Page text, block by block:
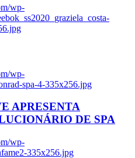
wp-
wp-
spa-4-335x256.jpg
APRESENTA
DE SPA
wp-
335x256.jpg